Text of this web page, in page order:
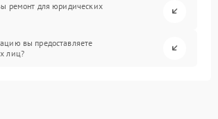
ремонт для юридических
вы предоставляете
лиц?